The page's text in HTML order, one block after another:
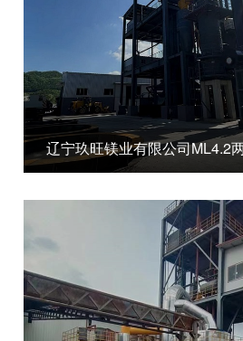
辽宁玖旺镁业有限公司ML4.2